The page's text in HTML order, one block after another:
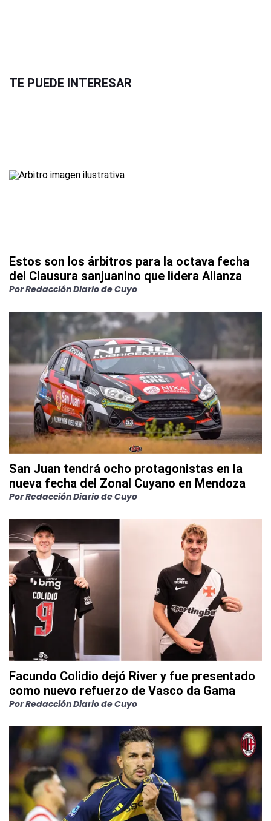
TE PUEDE INTERESAR
Estos son los árbitros para la octava fecha
del Clausura sanjuanino que lidera Alianza
PorRedacción Diario de Cuyo
San Juan tendrá ocho protagonistas en la
nueva fecha del Zonal Cuyano en Mendoza
PorRedacción Diario de Cuyo
Facundo Colidio dejó River y fue presentado
como nuevo refuerzo de Vasco da Gama
PorRedacción Diario de Cuyo